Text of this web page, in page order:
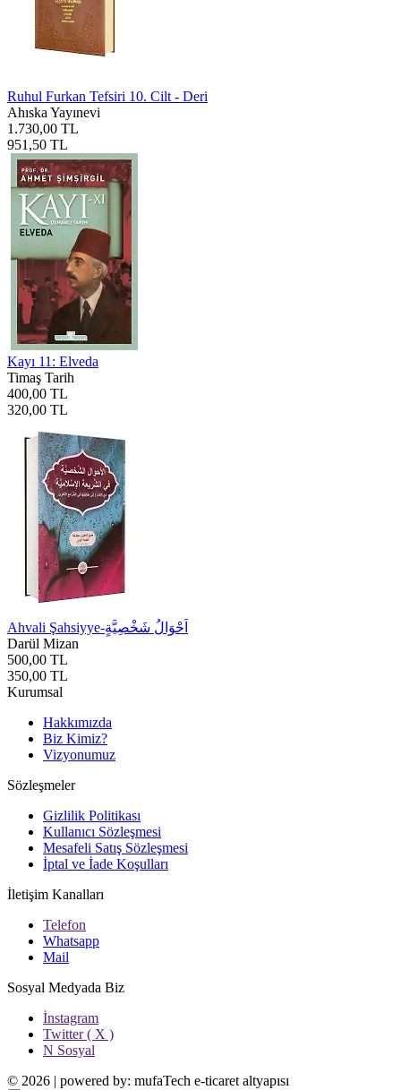
Ruhul Furkan Tefsiri 10. Cilt - Deri
Ahıska Yayınevi
1.730,00 TL
951,50 TL
Kayı 11: Elveda
Timaş Tarih
400,00 TL
320,00 TL
Ahvali Şahsiyye-اَحْوَالُ شَخْصِيَّةٍ
Darül Mizan
500,00 TL
350,00 TL
Kurumsal
Hakkımızda
Biz Kimiz?
Vizyonumuz
Sözleşmeler
Gizlilik Politikası
Kullanıcı Sözleşmesi
Mesafeli Satış Sözleşmesi
İptal ve İade Koşulları
İletişim Kanalları
Telefon
Whatsapp
Mail
Sosyal Medyada Biz
İnstagram
Twitter ( X )
N Sosyal
© 2026 | powered by: mufaTech e-ticaret altyapısı